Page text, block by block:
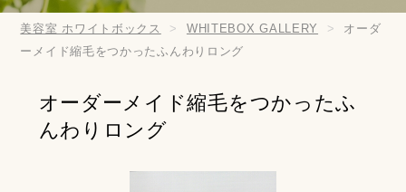
美容室 ホワイトボックス WHITEBOX GALLERY
オーダ
ーメイド縮毛をつかったふんわりロング
オーダーメイド縮毛をつかったふ
んわりロング